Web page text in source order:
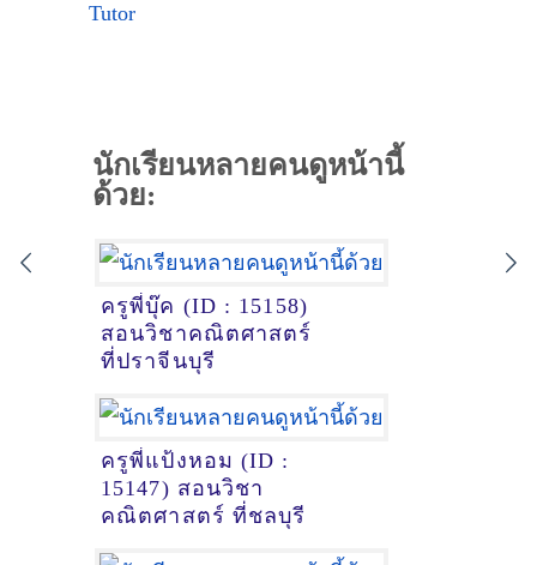
Tutor
นักเรียนหลายคนดูหน้านี้
ด้วย:
ครูพี่บุ๊ค (ID : 15158)
สอนวิชาคณิตศาสตร์
ที่ปราจีนบุรี
ครูพี่แป้งหอม (ID :
15147) สอนวิชา
คณิตศาสตร์ ที่ชลบุรี